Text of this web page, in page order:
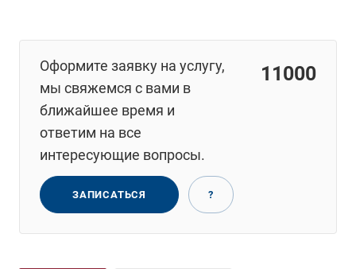
Оформите заявку на услугу,
мы свяжемся с вами в
ближайшее время и
ответим на все
интересующие вопросы.
11000
ЗАПИСАТЬСЯ ?